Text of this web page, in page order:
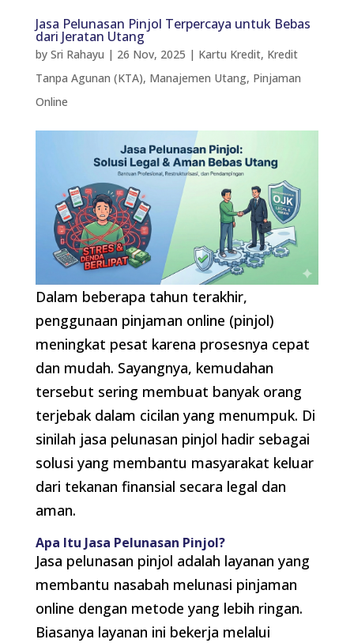
Jasa Pelunasan Pinjol Terpercaya untuk Bebas
dari Jeratan Utang
by Sri Rahayu | 26 Nov, 2025 | Kartu Kredit, Kredit
Tanpa Agunan (KTA), Manajemen Utang, Pinjaman
Online
Dalam beberapa tahun terakhir,
penggunaan pinjaman online (pinjol)
meningkat pesat karena prosesnya cepat
dan mudah. Sayangnya, kemudahan
tersebut sering membuat banyak orang
terjebak dalam cicilan yang menumpuk. Di
sinilah jasa pelunasan pinjol hadir sebagai
solusi yang membantu masyarakat keluar
dari tekanan finansial secara legal dan
aman.
Apa Itu Jasa Pelunasan Pinjol?
Jasa pelunasan pinjol adalah layanan yang
membantu nasabah melunasi pinjaman
online dengan metode yang lebih ringan.
Biasanya layanan ini bekerja melalui